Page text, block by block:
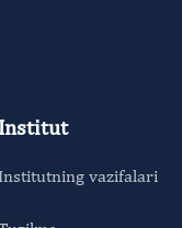
Institut
Institutning vazifalari